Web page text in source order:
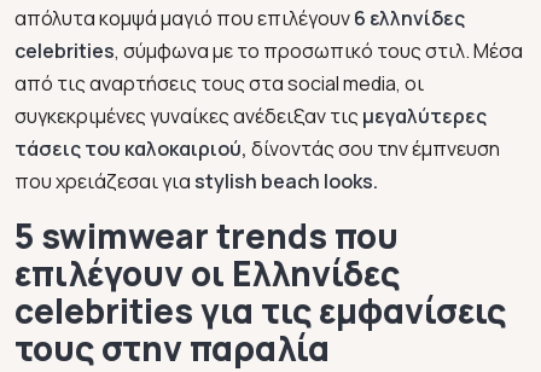
απόλυτα κομψά μαγιό που επιλέγουν6 ελληνίδες
celebrities, σύμφωνα με το προσωπικό τους στιλ. Μέσα
από τις αναρτήσεις τους στα social media, οι
συγκεκριμένες γυναίκες ανέδειξαν τις μεγαλύτερες
τάσεις του καλοκαιριού, δίνοντάς σου την έμπνευση
που χρειάζεσαι γιαstylish beach looks.
5 swimwear trends που
επιλέγουν οι Ελληνίδες
celebrities για τις εμφανίσεις
τους στην παραλία